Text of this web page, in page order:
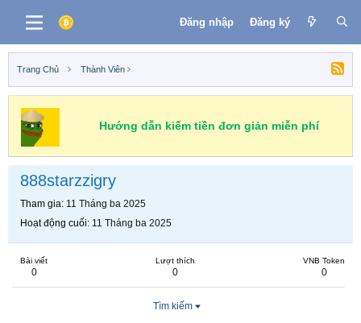
Đăng nhập Đăng ký
Trang Chủ Thành Viên
Hướng dẫn kiếm tiền đơn giản miễn phí
888starzzigry
Tham gia 11 Tháng ba 2025
Hoạt động cuối 11 Tháng ba 2025
Bài viết
0
Lượt thích
0
VNB Token
0
Tìm kiếm